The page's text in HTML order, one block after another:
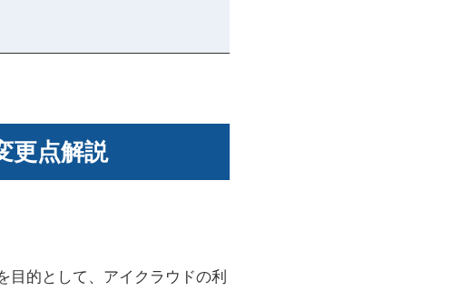
更点解説
目的として、アイクラウドの利